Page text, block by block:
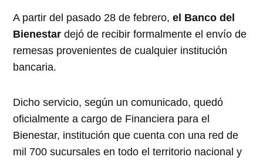
A partir del pasado 28 de febrero,el Banco del
Bienestar dejó de recibir formalmente el envío de
remesas provenientes de cualquier institución
bancaria.
Dicho servicio, según un comunicado, quedó
oficialmente a cargo de Financiera para el
Bienestar, institución que cuenta con una red de
mil 700 sucursales en todo el territorio nacional y